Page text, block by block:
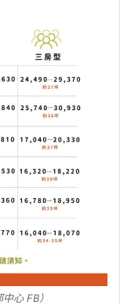
心 FB）